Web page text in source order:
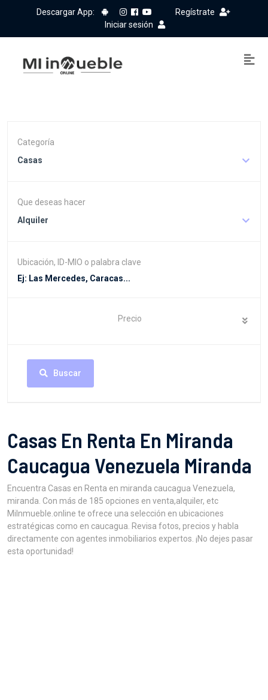
Descargar App:
Regístrate
Iniciar sesión
Categoría
Casas
Que deseas hacer
Alquiler
Ubicación, ID-MIO o palabra clave
Precio
Buscar
Casas En Renta En Miranda
Caucagua Venezuela Miranda
Encuentra Casas en Renta en miranda caucagua Venezuela,
miranda. Con más de 185 opciones en venta,alquiler, etc
MiInmueble.online te ofrece una selección en ubicaciones
estratégicas como en caucagua. Revisa fotos, precios y habla
directamente con agentes inmobiliarios expertos. ¡No dejes pasar
esta oportunidad!